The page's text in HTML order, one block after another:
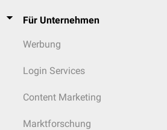
Für Unternehmen
Werbung
Login Services
Content Marketing
Marktforschung